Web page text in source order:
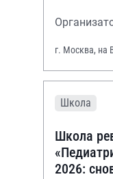
г. Москва, на
Школа
Школа
2026: